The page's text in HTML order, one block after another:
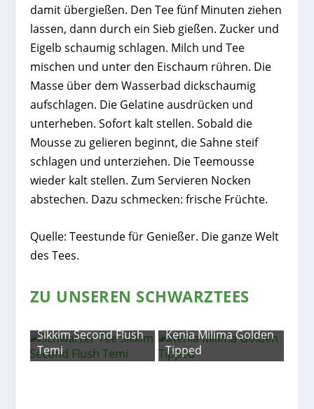
damit übergießen. Den Tee fünf Minuten ziehen
lassen, dann durch ein Sieb gießen. Zucker und
Eigelb schaumig schlagen. Milch und Tee
mischen und unter den Eischaum rühren. Die
Masse über dem Wasserbad dickschaumig
aufschlagen. Die Gelatine ausdrücken und
unterheben. Sofort kalt stellen. Sobald die
Mousse zu gelieren beginnt, die Sahne steif
schlagen und unterziehen. Die Teemousse
wieder kalt stellen. Zum Servieren Nocken
abstechen. Dazu schmecken: frische Früchte.
Quelle: Teestunde für Genießer. Die ganze Welt
des Tees.
ZU UNSEREN SCHWARZTEES
Sikkim Second Flush
Temi
Kenia Milima Golden
Tipped